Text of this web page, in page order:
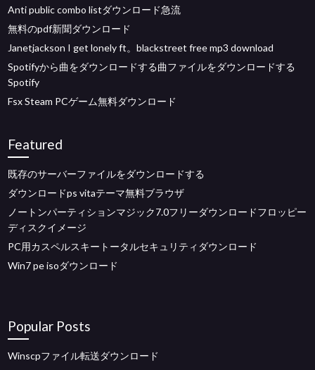
Anti public combo listダウンロード急流
無料のpdf新聞ダウンロード
Janetjackson I get lonely ft。blackstreet free mp3 download
Spotifyから曲をダウンロードする曲ファイルをダウンロードする
Spotify
Fsx Steam PCゲーム無料ダウンロード
Featured
既存のサーバーファイルをダウンロードする
ダウンロードps vitaテーマ無料ブラウザ
ノートンパーティションマジック7.0フリーダウンロードフロッピー
ディスクイメージ
PC用カスペルスキートータルセキュリティダウンロード
Win7 pe isoダウンロード
Popular Posts
Winscpファイル転送ダウンロード